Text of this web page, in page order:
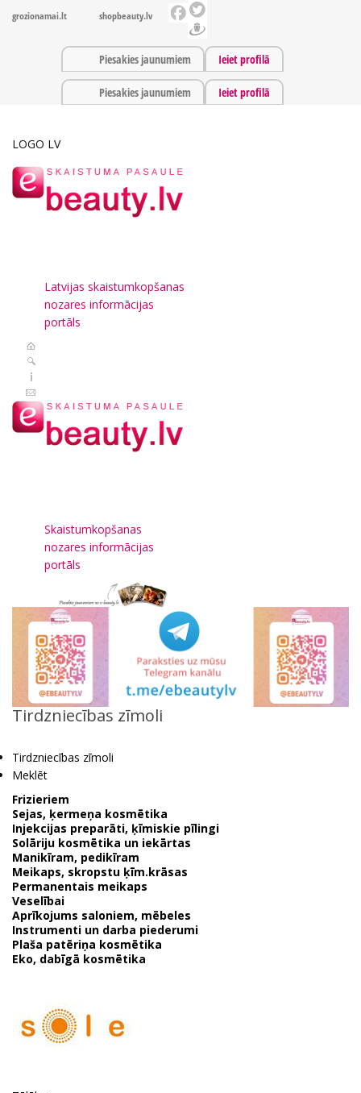
grozionamai.lt shopbeauty.lv
Piesakies jaunumiem Ieiet profilā
Piesakies jaunumiem Ieiet profilā
LOGO LV
Latvijas skaistumkopšanas
nozares informācijas
portāls
Skaistumkopšanas
nozares informācijas
portāls
Tirdzniecības zīmoli
Tirdzniecības zīmoli
Meklēt
Frizieriem
Sejas, ķermeņa kosmētika
Injekcijas preparāti, ķīmiskie pīlingi
Solāriju kosmētika un iekārtas
Manikīram, pedikīram
Meikaps, skropstu ķīm.krāsas
Permanentais meikaps
Veselībai
Aprīkojums saloniem, mēbeles
Instrumenti un darba piederumi
Plaša patēriņa kosmētika
Eko, dabīgā kosmētika